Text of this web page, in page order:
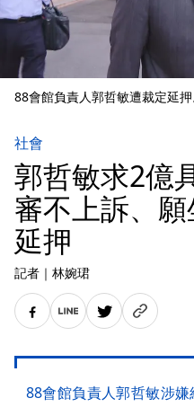
88會館負責人郭哲敏遭裁定延押
社會
郭哲敏求2
審不上訴、
延押
記者 ｜ 林婉珺
88會館負責人郭哲敏涉